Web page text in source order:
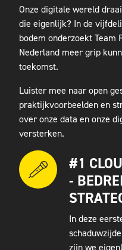
Onze digitale wereld
die eigenlijk? In de
bodem onderzoekt Team
Nederland meer grip
toekomst.
Luister mee naar open
praktijkvoorbeelden en
over onze data en onze
versterken.
#1
-
In deze
zijn we